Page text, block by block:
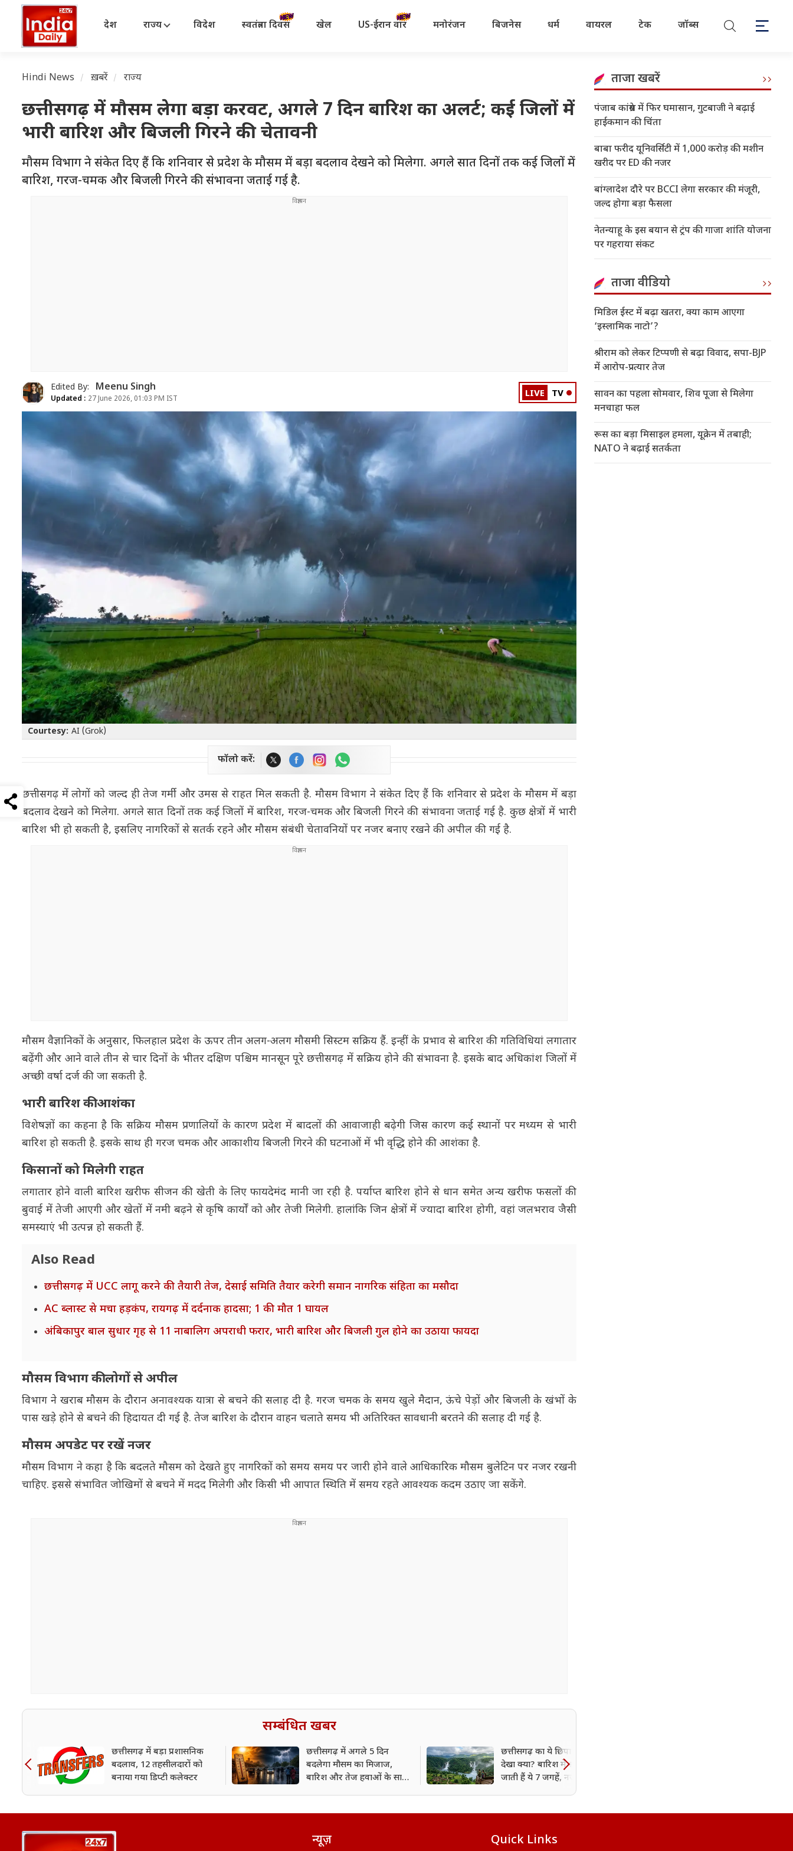
देश राज्य विदेश स्वतंत्रता दिवस खेल US-ईरान वॉर मनोरंजन बिजनेस धर्म वायरल टेक जॉब्स
Hindi News ख़बरें राज्य
छत्तीसगढ़ में मौसम लेगा बड़ा करवट, अगले 7 दिन बारिश का अलर्ट; कई जिलों में
भारी बारिश और बिजली गिरने की चेतावनी
मौसम विभाग ने संकेत दिए हैं कि शनिवार से प्रदेश के मौसम में बड़ा बदलाव देखने को मिलेगा. अगले सात दिनों तक कई जिलों में
बारिश, गरज-चमक और बिजली गिरने की संभावना जताई गई है.
Edited By: Meenu Singh
Updated : 27 June 2026, 01:03 PM IST LIVE TV
Courtesy: AI (Grok)
फॉलो करें:
छत्तीसगढ़ में लोगों को जल्द ही तेज गर्मी और उमस से राहत मिल सकती है. मौसम विभाग ने संकेत दिए हैं कि शनिवार से प्रदेश के मौसम में बड़ा
बदलाव देखने को मिलेगा. अगले सात दिनों तक कई जिलों में बारिश, गरज-चमक और बिजली गिरने की संभावना जताई गई है. कुछ क्षेत्रों में भारी
बारिश भी हो सकती है, इसलिए नागरिकों से सतर्क रहने और मौसम संबंधी चेतावनियों पर नजर बनाए रखने की अपील की गई है.
मौसम वैज्ञानिकों के अनुसार, फिलहाल प्रदेश के ऊपर तीन अलग-अलग मौसमी सिस्टम सक्रिय हैं. इन्हीं के प्रभाव से बारिश की गतिविधियां लगातार
बढ़ेंगी और आने वाले तीन से चार दिनों के भीतर दक्षिण पश्चिम मानसून पूरे छत्तीसगढ़ में सक्रिय होने की संभावना है. इसके बाद अधिकांश जिलों में
अच्छी वर्षा दर्ज की जा सकती है.
भारी बारिश की आशंका
विशेषज्ञों का कहना है कि सक्रिय मौसम प्रणालियों के कारण प्रदेश में बादलों की आवाजाही बढ़ेगी जिस कारण कई स्थानों पर मध्यम से भारी
बारिश हो सकती है. इसके साथ ही गरज चमक और आकाशीय बिजली गिरने की घटनाओं में भी वृद्धि होने की आशंका है.
किसानों को मिलेगी राहत
लगातार होने वाली बारिश खरीफ सीजन की खेती के लिए फायदेमंद मानी जा रही है. पर्याप्त बारिश होने से धान समेत अन्य खरीफ फसलों की
बुवाई में तेजी आएगी और खेतों में नमी बढ़ने से कृषि कार्यों को और तेजी मिलेगी. हालांकि जिन क्षेत्रों में ज्यादा बारिश होगी, वहां जलभराव जैसी
समस्याएं भी उत्पन्न हो सकती हैं.
Also Read
छत्तीसगढ़ में UCC लागू करने की तैयारी तेज, देसाई समिति तैयार करेगी समान नागरिक संहिता का मसौदा
AC ब्लास्ट से मचा हड़कंप, रायगढ़ में दर्दनाक हादसा; 1 की मौत 1 घायल
अंबिकापुर बाल सुधार गृह से 11 नाबालिग अपराधी फरार, भारी बारिश और बिजली गुल होने का उठाया फायदा
मौसम विभाग की लोगों से अपील
विभाग ने खराब मौसम के दौरान अनावश्यक यात्रा से बचने की सलाह दी है. गरज चमक के समय खुले मैदान, ऊंचे पेड़ों और बिजली के खंभों के
पास खड़े होने से बचने की हिदायत दी गई है. तेज बारिश के दौरान वाहन चलाते समय भी अतिरिक्त सावधानी बरतने की सलाह दी गई है.
मौसम अपडेट पर रखें नजर
मौसम विभाग ने कहा है कि बदलते मौसम को देखते हुए नागरिकों को समय समय पर जारी होने वाले आधिकारिक मौसम बुलेटिन पर नजर रखनी
चाहिए. इससे संभावित जोखिमों से बचने में मदद मिलेगी और किसी भी आपात स्थिति में समय रहते आवश्यक कदम उठाए जा सकेंगे.
सम्बंधित खबर
छत्तीसगढ़ में बड़ा प्रशासनिक
बदलाव, 12 तहसीलदारों को
बनाया गया डिप्टी कलेक्टर
छत्तीसगढ़ में अगले 5 दिन
बदलेगा मौसम का मिजाज,
बारिश और तेज हवाओं के साथ
छत्तीसगढ़ का ये छिपा खजाना
देखा क्या? बारिश में स्वर्ग बन
जाती हैं ये 7 जगहें, नजारे देख
ताजा खबरें
पंजाब कांग्रेस में फिर घमासान, गुटबाजी ने बढ़ाई
हाईकमान की चिंता
बाबा फरीद यूनिवर्सिटी में 1,000 करोड़ की मशीन
खरीद पर ED की नजर
बांग्लादेश दौरे पर BCCI लेगा सरकार की मंजूरी,
जल्द होगा बड़ा फैसला
नेतन्याहू के इस बयान से ट्रंप की गाजा शांति योजना
पर गहराया संकट
ताजा वीडियो
मिडिल ईस्ट में बढ़ा खतरा, क्या काम आएगा
‘इस्लामिक नाटो’?
श्रीराम को लेकर टिप्पणी से बढ़ा विवाद, सपा-BJP
में आरोप-प्रत्यार तेज
सावन का पहला सोमवार, शिव पूजा से मिलेगा
मनचाहा फल
रूस का बड़ा मिसाइल हमला, यूक्रेन में तबाही;
NATO ने बढ़ाई सतर्कता
न्यूज़ Quick Links